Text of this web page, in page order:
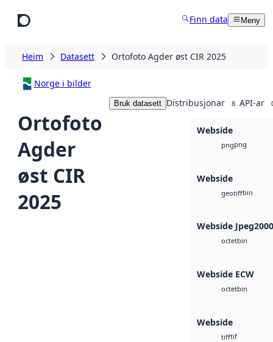
Finn data Meny
Heim Datasett Ortofoto Agder øst CIR 2025
Norge i bilder
Ortofoto
Agder
øst CIR
2025
Bruk datasett Distribusjonar 8 API-ar
Webside
pngpng
Webside
geotiffbin
Webside Jpeg2000
octetbin
Webside ECW
octetbin
Webside
tifftif